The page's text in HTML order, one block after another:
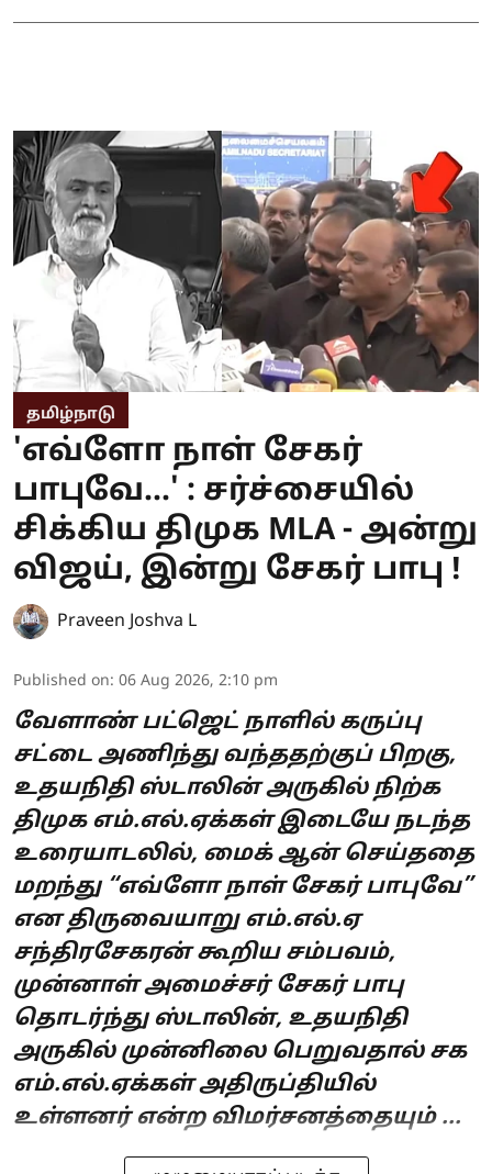
தமிழ்நாடு
'எவ்ளோ நாள் சேகர்
பாபுவே...' : சர்ச்சையில்
சிக்கிய திமுக MLA - அன்று
விஜய், இன்று சேகர் பாபு !
Praveen Joshva L
Published on: 06 Aug 2026, 2:10 pm
வேளாண் பட்ஜெட் நாளில் கருப்பு
சட்டை அணிந்து வந்ததற்குப் பிறகு,
உதயநிதி ஸ்டாலின் அருகில் நிற்க
திமுக எம்.எல்.ஏக்கள் இடையே நடந்த
உரையாடலில், மைக் ஆன் செய்ததை
மறந்து “எவ்ளோ நாள் சேகர் பாபுவே”
என திருவையாறு எம்.எல்.ஏ
சந்திரசேகரன் கூறிய சம்பவம்,
முன்னாள் அமைச்சர் சேகர் பாபு
தொடர்ந்து ஸ்டாலின், உதயநிதி
அருகில் முன்னிலை பெறுவதால் சக
எம்.எல்.ஏக்கள் அதிருப்தியில்
உள்ளனர் என்ற விமர்சனத்தையும் ...